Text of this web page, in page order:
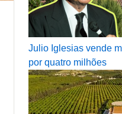
Julio Iglesias vende
por quatro milhões